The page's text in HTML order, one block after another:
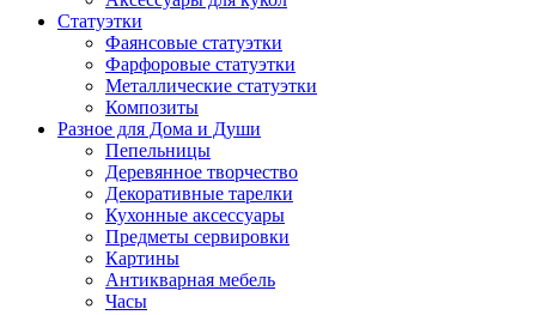
Статуэтки
Фаянсовые статуэтки
Фарфоровые статуэтки
Металлические статуэтки
Композиты
Разное для Дома и Души
Пепельницы
Деревянное творчество
Декоративные тарелки
Кухонные аксессуары
Предметы сервировки
Картины
Антикварная мебель
Часы